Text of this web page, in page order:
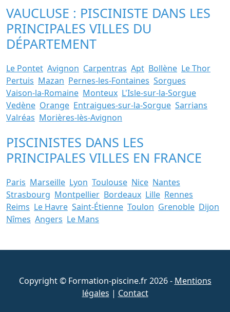
VAUCLUSE : PISCINISTE DANS LES
PRINCIPALES VILLES DU
DÉPARTEMENT
Le Pontet Avignon Carpentras Apt Bollène Le Thor
Pertuis Mazan Pernes-les-Fontaines Sorgues
Vaison-la-Romaine Monteux L'Isle-sur-la-Sorgue
Vedène Orange Entraigues-sur-la-Sorgue Sarrians
Valréas Morières-lès-Avignon
PISCINISTES DANS LES
PRINCIPALES VILLES EN FRANCE
Paris Marseille Lyon Toulouse Nice Nantes
Strasbourg Montpellier Bordeaux Lille Rennes
Reims Le Havre Saint-Étienne Toulon Grenoble Dijon
Nîmes Angers Le Mans
Copyright © Formation-piscine.fr 2026 - Mentions
légales | Contact